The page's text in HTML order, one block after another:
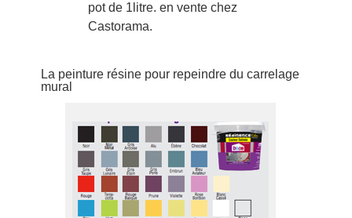
pot de 1litre. en vente chez
Castorama.
La peinture résine pour repeindre du carrelage
mural